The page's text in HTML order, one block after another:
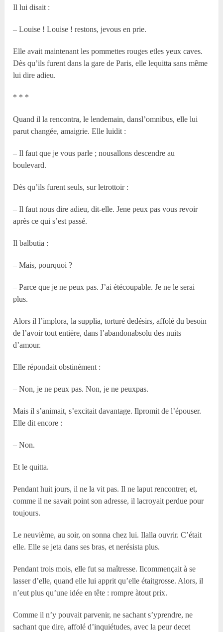
Il lui disait :
– Louise ! Louise ! restons, jevous en prie.
Elle avait maintenant les pommettes rouges etles yeux caves.
Dès qu’ils furent dans la gare de Paris, elle lequitta sans même
lui dire adieu.
* * *
Quand il la rencontra, le lendemain, dansl’omnibus, elle lui
parut changée, amaigrie. Elle luidit :
– Il faut que je vous parle ; nousallons descendre au
boulevard.
Dès qu’ils furent seuls, sur letrottoir :
– Il faut nous dire adieu, dit-elle. Jene peux pas vous revoir
après ce qui s’est passé.
Il balbutia :
– Mais, pourquoi ?
– Parce que je ne peux pas. J’ai étécoupable. Je ne le serai
plus.
Alors il l’implora, la supplia, torturé dedésirs, affolé du besoin
de l’avoir tout entière, dans l’abandonabsolu des nuits
d’amour.
Elle répondait obstinément :
– Non, je ne peux pas. Non, je ne peuxpas.
Mais il s’animait, s’excitait davantage. Ilpromit de l’épouser.
Elle dit encore :
– Non.
Et le quitta.
Pendant huit jours, il ne la vit pas. Il ne laput rencontrer, et,
comme il ne savait point son adresse, il lacroyait perdue pour
toujours.
Le neuvième, au soir, on sonna chez lui. Ilalla ouvrir. C’était
elle. Elle se jeta dans ses bras, et nerésista plus.
Pendant trois mois, elle fut sa maîtresse. Ilcommençait à se
lasser d’elle, quand elle lui apprit qu’elle étaitgrosse. Alors, il
n’eut plus qu’une idée en tête : rompre àtout prix.
Comme il n’y pouvait parvenir, ne sachant s’yprendre, ne
sachant que dire, affolé d’inquiétudes, avec la peur decet